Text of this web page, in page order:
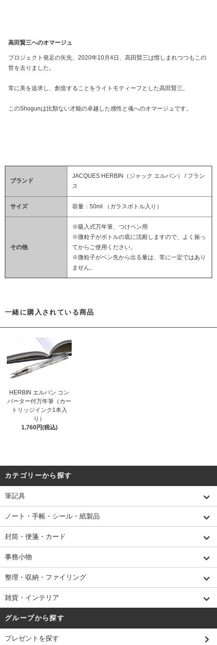
高田賢三へのオマージュ
プロジェクト発足の矢先、2020年10月4日、高田賢三は惜しまれつつもこの
世を去りました。
常に美を追求し、創造することをライトモティーフとした高田賢三。
このShogunは比類ない才能の卓越した感性と魂へのオマージュです。
ブランド
JACQUES HERBIN（ジャック エルバン） / フラン
ス
サイズ 容量：50ml （ガラスボトル入り）
その他
※吸入式万年筆、つけペン用
※微粒子がボトルの底に沈殿しますので、よく振っ
てからご使用ください。
※微粒子がペン先から出る量は、常に一定ではあり
ません。
一緒に購入されている商品
HERBIN エルバン コン
バーター付万年筆（カー
トリッジインク1本入
り）
1,760円(税込)
カテゴリーから探す
筆記具
ノート・手帳・シール・紙製品
封筒・便箋・カード
事務小物
整理・収納・ファイリング
雑貨・インテリア
グループから探す
プレゼントを探す